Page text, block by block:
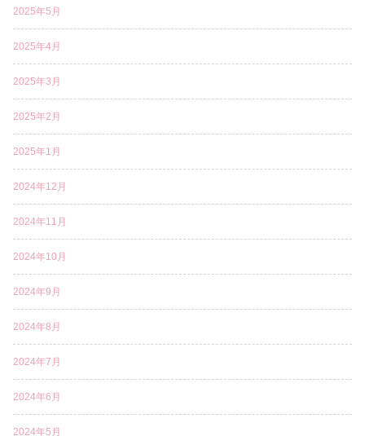
2025年5月
2025年4月
2025年3月
2025年2月
2025年1月
2024年12月
2024年11月
2024年10月
2024年9月
2024年8月
2024年7月
2024年6月
2024年5月